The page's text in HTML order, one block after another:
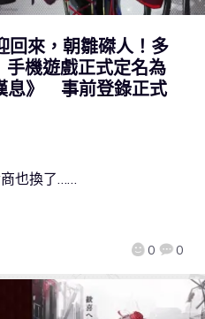
回來，朝雛磔人！多
機遊戲正式定名為
息》 事前登錄正式
0 0
也換了……